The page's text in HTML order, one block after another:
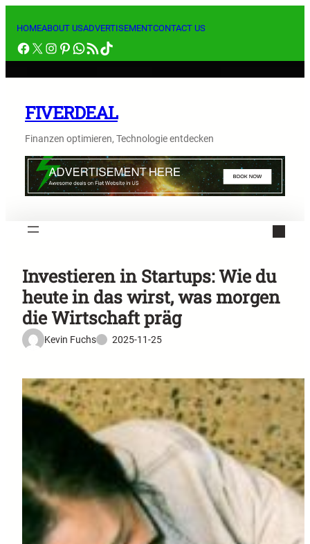
content
HOMEABOUT USADVERTISEMENTCONTACT US
Facebook
X Instagram
Pinterest
WhatsApp
RSS FeedTikTok
FIVERDEAL
Finanzen optimieren, Technologie entdecken
Investieren in Startups: Wie du
heute in das wirst, was morgen
die Wirtschaft präg
Kevin Fuchs 2025-11-25